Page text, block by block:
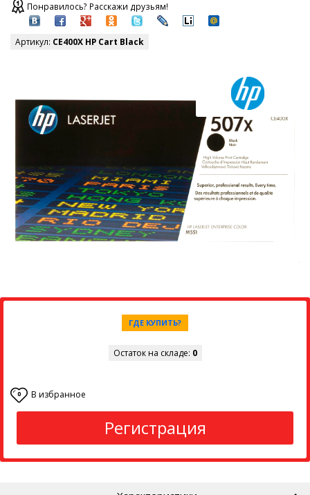
Понравилось? Расскажи друзьям!
Артикул: CE400X HP Cart Black
ГДЕ КУПИТЬ?
Остаток на складе: 0
0 В избранное
Регистрация